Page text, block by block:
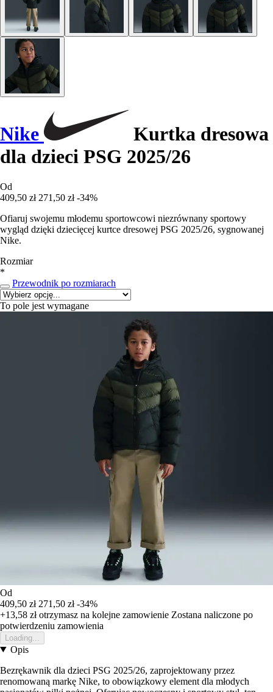
Nike
Kurtka dresowa
dla dzieci PSG 2025/26
Od
409,50 zł 271,50 zł -34%
Ofiaruj swojemu młodemu sportowcowi niezrównany sportowy
wygląd dzięki dziecięcej kurtce dresowej PSG 2025/26, sygnowanej
Nike.
Rozmiar
*
Przewodnik po rozmiarach
To pole jest wymagane
Od
409,50 zł 271,50 zł -34%
+13,58 złotrzymasz na kolejne zamowienie Zostana naliczone po
potwierdzeniu zamowienia
Loading...
Opis
Bezrękawnik dla dzieci PSG 2025/26, zaprojektowany przez
renomowaną markę Nike, to obowiązkowy element dla młodych